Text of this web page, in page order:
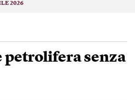
2026
petrolifera senza